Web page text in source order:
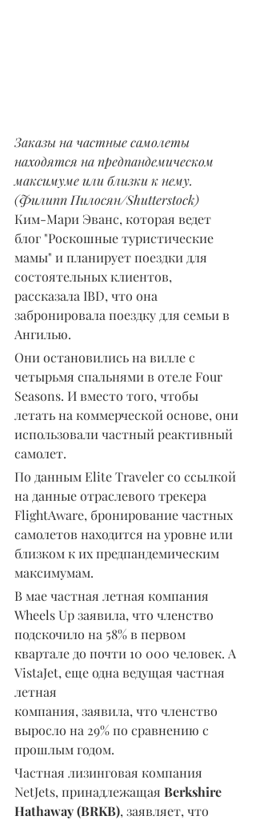
Заказы на частные самолеты
находятся на предпандемическом
максимуме или близки к нему.
(Филипп Пилосян/Shutterstock)
Ким-Мари Эванс, которая ведет
блог "Роскошные туристические
мамы" и планирует поездки для
состоятельных клиентов,
рассказала IBD, что она
забронировала поездку для семьи в
Ангилью.
Они остановились на вилле с
четырьмя спальнями в отеле Four
Seasons. И вместо того, чтобы
летать на коммерческой основе, они
использовали частный реактивный
самолет.
По данным Elite Traveler со ссылкой
на данные отраслевого трекера
FlightAware, бронирование частных
самолетов находится на уровне или
близком к их предпандемическим
максимумам.
В мае частная летная компания
Wheels Up заявила, что членство
подскочило на 58% в первом
квартале до почти 10 000 человек. А
VistaJet, еще одна ведущая частная
летная
компания, заявила, что членство
выросло на 29% по сравнению с
прошлым годом.
Частная лизинговая компания
NetJets, принадлежащая Berkshire
Hathaway (BRKB), заявляет, что